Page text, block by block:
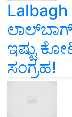
ಲಾಲ್‌ಬಾಗ್
ಇಷ್ಟು
ಸಂಗ್ರಹ!